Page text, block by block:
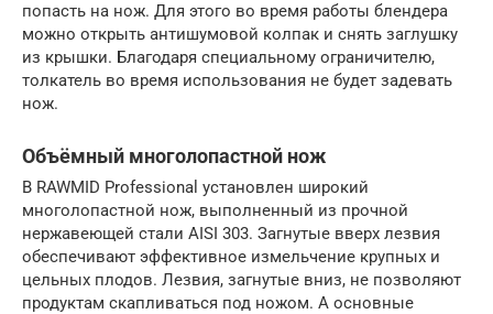
попасть на нож. Для этого во время работы блендера
можно открыть антишумовой колпак и снять заглушку
из крышки. Благодаря специальному ограничителю,
толкатель во время использования не будет задевать
нож.
Объёмный многолопастной нож
В RAWMID Professional установлен широкий
многолопастной нож, выполненный из прочной
нержавеющей стали AISI 303. Загнутые вверх лезвия
обеспечивают эффективное измельчение крупных и
цельных плодов. Лезвия, загнутые вниз, не позволяют
продуктам скапливаться под ножом. А основные